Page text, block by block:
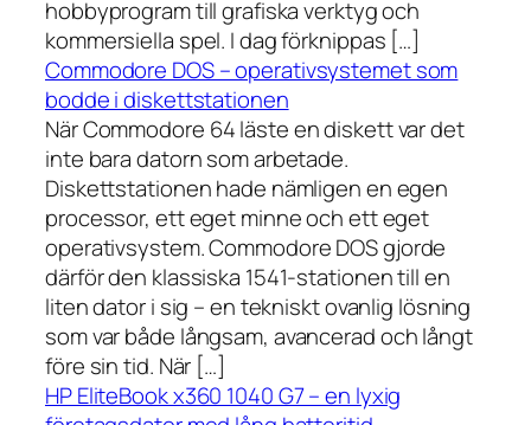
hobbyprogram till grafiska verktyg och
kommersiella spel. I dag förknippas […]
Commodore DOS – operativsystemet som
bodde i diskettstationen
När Commodore 64 läste en diskett var det
inte bara datorn som arbetade.
Diskettstationen hade nämligen en egen
processor, ett eget minne och ett eget
operativsystem. Commodore DOS gjorde
därför den klassiska 1541-stationen till en
liten dator i sig – en tekniskt ovanlig lösning
som var både långsam, avancerad och långt
före sin tid. När […]
HP EliteBook x360 1040 G7 – en lyxig